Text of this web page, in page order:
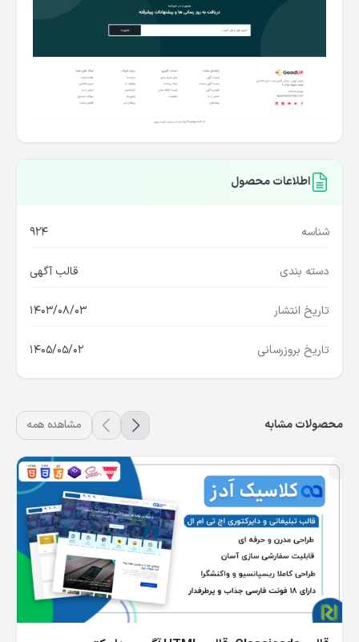
اطلاعات محصول
شناسه 924
دسته بندی قالب آگهی
تاریخ انتشار 1403/08/03
تاریخ بروزرسانی 1405/05/02
محصولات مشابه مشاهده همه